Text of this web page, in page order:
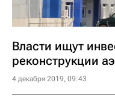
Власти ищут
реконструкции
4 декабря 2019, 09:43